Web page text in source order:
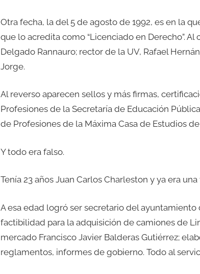
Otra fecha, la del 5 de agosto de 1992, es en la
que lo acredita como “Licenciado en Derecho”.
Delgado Rannauro; rector de la UV, Rafael
Jorge.
Al reverso aparecen sellos y más firmas,
Profesiones de la Secretaría de Educación
de Profesiones de la Máxima Casa de Estudios
Y todo era falso.
Tenía 23 años Juan Carlos Charleston y ya era una
A esa edad logró ser secretario del
factibilidad para la adquisición de camiones de
mercado Francisco Javier Balderas Gutiérrez;
reglamentos, informes de gobierno. Todo al